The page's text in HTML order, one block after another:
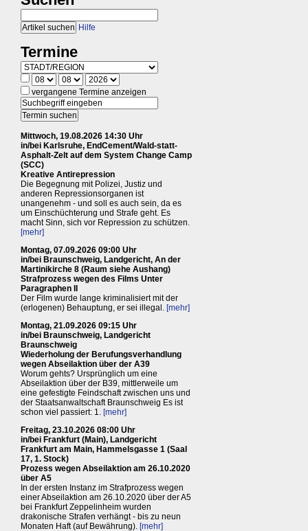
Hilfe
Termine
vergangene Termine anzeigen
Mittwoch, 19.08.2026 14:30 Uhr
in/bei Karlsruhe, EndCement/Wald-statt-
Asphalt-Zelt auf dem System Change Camp
(SCC)
Kreative Antirepression
Die Begegnung mit Polizei, Justiz und
anderen Repressionsorganen ist
unangenehm - und soll es auch sein, da es
um Einschüchterung und Strafe geht. Es
macht Sinn, sich vor Repression zu schützen.
[mehr]
Montag, 07.09.2026 09:00 Uhr
in/bei Braunschweig, Landgericht, An der
Martinikirche 8 (Raum siehe Aushang)
Strafprozess wegen des Films Unter
Paragraphen II
Der Film wurde lange kriminalisiert mit der
(erlogenen) Behauptung, er sei illegal. [mehr]
Montag, 21.09.2026 09:15 Uhr
in/bei Braunschweig, Landgericht
Braunschweig
Wiederholung der Berufungsverhandlung
wegen Abseilaktion über der A39
Worum gehts? Ursprünglich um eine
Abseilaktion über der B39, mittlerweile um
eine gefestigte Feindschaft zwischen uns und
der Staatsanwaltschaft Braunschweig Es ist
schon viel passiert: 1. [mehr]
Freitag, 23.10.2026 08:00 Uhr
in/bei Frankfurt (Main), Landgericht
Frankfurt am Main, Hammelsgasse 1 (Saal
17, 1. Stock)
Prozess wegen Abseilaktion am 26.10.2020
über A5
In der ersten Instanz im Strafprozess wegen
einer Abseilaktion am 26.10.2020 über der A5
bei Frankfurt Zeppelinheim wurden
drakonische Strafen verhängt - bis zu neun
Monaten Haft (auf Bewährung). [mehr]